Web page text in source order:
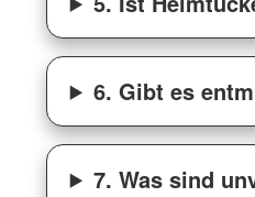
6. Gibt es
7. Was sind